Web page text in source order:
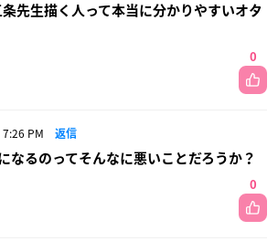
先生描く人って本当に分かりやすいオタ
0
PM 返信
なるのってそんなに悪いことだろうか？
0